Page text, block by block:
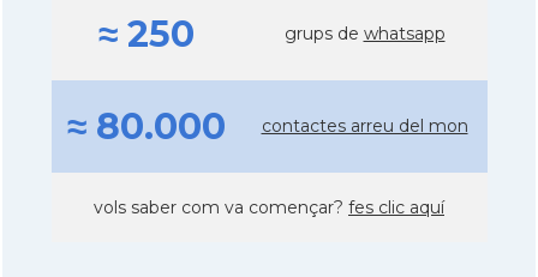
≈ 250 grups de whatsapp
≈ 80.000 contactes arreu del mon
vols saber com va començar? fes clic aquí